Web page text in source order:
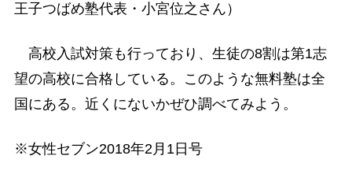
王子つばめ塾代表・小宮位之さん）
高校入試対策も行っており、生徒の8割は第1志
望の高校に合格している。このような無料塾は全
国にある。近くにないかぜひ調べてみよう。
※女性セブン2018年2月1日号